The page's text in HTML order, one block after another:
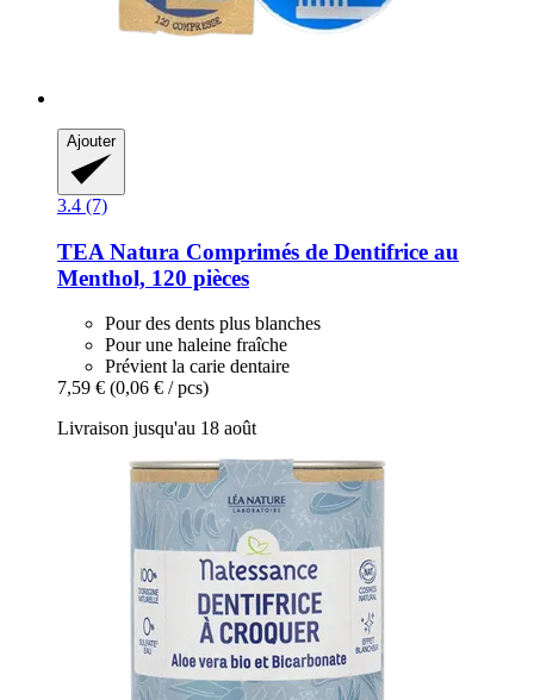
Ajouter
3.4 (7)
TEA Natura Comprimés de Dentifrice au
Menthol, 120 pièces
Pour des dents plus blanches
Pour une haleine fraîche
Prévient la carie dentaire
7,59 € (0,06 € / pcs)
Livraison jusqu'au 18 août